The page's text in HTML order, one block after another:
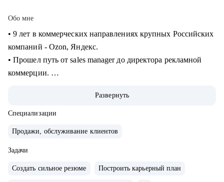
Обо мне
• 9 лет в коммерческих направлениях крупных Российских
компаний - Ozon, Яндекс.
• Прошел путь от sales manager до директора рекламной
коммерции.
• Выстраивание направлений с нуля, регламенты, KPI,
мотивация.
процессов.
• Спикер-эксперт в Phoenix Education — бюро
образовательных проектов.
Развернуть
Специализации
Продажи, обслуживание клиентов
Задачи
Создать сильное резюме Построить карьерный план